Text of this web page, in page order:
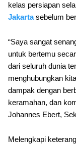
kelas persiapan
Jakartasebelum
“Saya sangat
untuk bertemu
dari seluruh dunia
menghubungkan
dampak dengan
keramahan, dan
Johannes Ebert,
Melengkapi